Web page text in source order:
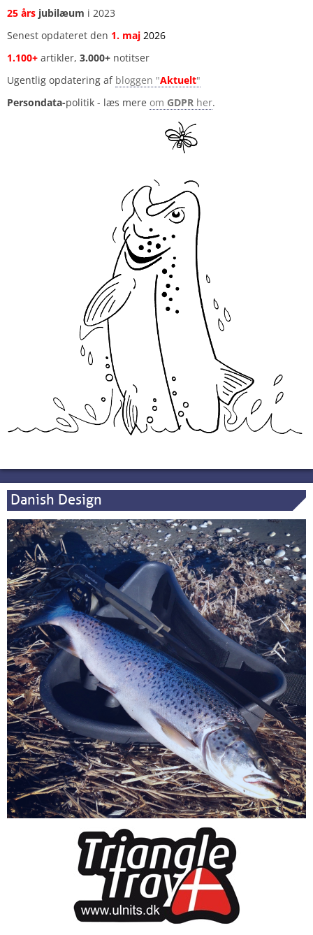
25 års jubilæum i 2023
Senest opdateret den 1. maj 2026
1.100+ artikler, 3.000+ notitser
Ugentlig opdatering af bloggen "Aktuelt"
Persondata-politik - læs mere om GDPR her.
Danish Design